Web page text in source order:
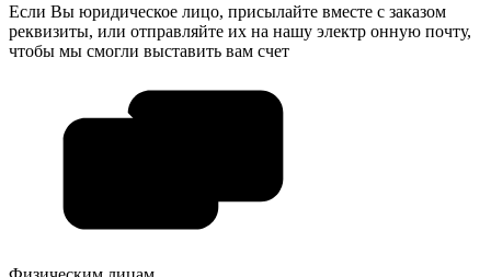
Если Вы юридическое лицо, присылайте вместе с заказом
реквизиты, или отправляйте их на нашу электр онную почту,
чтобы мы смогли выставить вам счет